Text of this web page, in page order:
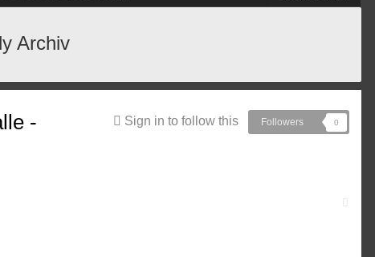
Archiv
Sign in to follow this Followers 0
-